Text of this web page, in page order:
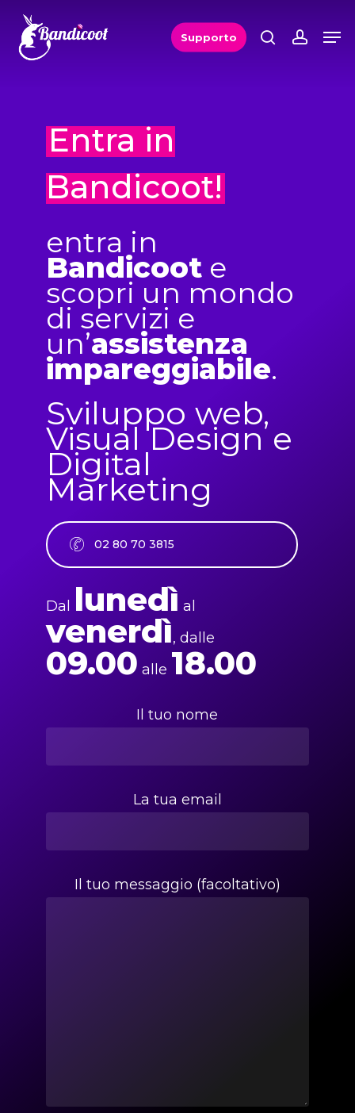
Skip
main
Supporto search
Entra in
Bandicoot!
entra in
Bandicoot e
scopri un mondo
di servizi e
un’assistenza
impareggiabile.
Sviluppo web,
Visual Design e
Digital
Marketing
02 80 70 3815
Dal lunedì al
venerdì, dalle
09.00 alle 18.00
Il tuo nome
La tua email
Il tuo messaggio (facoltativo)